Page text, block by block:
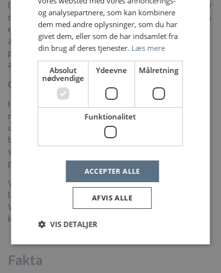
linket. Vi afholder samtaler løbende men sidste frist er
den 20. maj 2025. Ansættelsesstart gerne 1. juni ellers
efter aftale. Ønsker du at møde mig inden eller se
afsnittet er du meget velkommen til at kontakte mig
på tlf. 24 92 08 44 eller skriv til mig på mail
aeml@regionsjaelland.dk.
Om Holbæk Sygehus
Holbæk Sygehus er en innovativ arbejdsplads med
masser af muligheder for personlig og faglig
udvikling. Vi vil være førende i diagnostik og
behandling af almene og hyppigt forekommende
sygdomme, og vi har velfungerende forskningsmiljøer
på disse områder.
Vi er et ambitiøst og veldrevet sygehus med en flad
ledelsesstruktur – så vejen fra idé til handling er kort.
Vi glæder os til at byde dig velkommen på holdet. Du
kan se mere om job på Holbæk Sygehus
Fakta
og analysepartnere, som kan kombinere
dem med andre oplysninger, som du har
givet dem, eller som de har indsamlet fra
din brug af deres tjenester. Læs mere
Absolut
nødvendige
Ydeevne Målretning
Funktionalitet
ACCEPTER ALLE
AFVIS ALLE
VIS DETALJER